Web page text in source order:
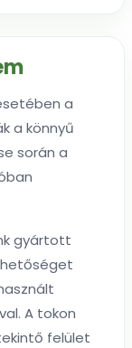
a
a könnyű
során a
gyártott
A tokon
felület